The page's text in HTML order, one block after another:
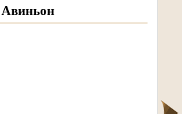
Авиньон